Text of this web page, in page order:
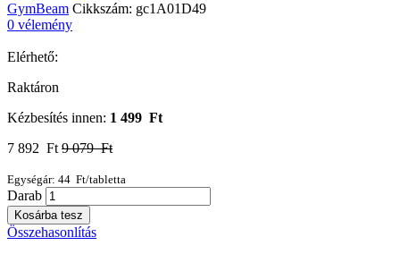
GymBeam Cikkszám: gc1A01D49
0 vélemény
Elérhető:
Raktáron
Kézbesítés innen: 1 499 Ft
7 892 Ft 9 079 Ft
Egységár: 44 Ft/tabletta
Darab
Kosárba tesz
Összehasonlítás